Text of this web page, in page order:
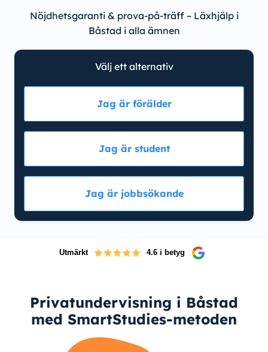
Nöjdhetsgaranti & prova-på-träff – Läxhjälp i
Båstad i alla ämnen
Välj ett alternativ
Jag är förälder
Jag är student
Jag är jobbsökande
Utmärkt 4.6 i betyg
Privatundervisning i Båstad
med SmartStudies-metoden